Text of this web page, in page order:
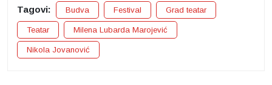
Tagovi: Budva Festival Grad teatar
Teatar Milena Lubarda Marojević
Nikola Jovanović